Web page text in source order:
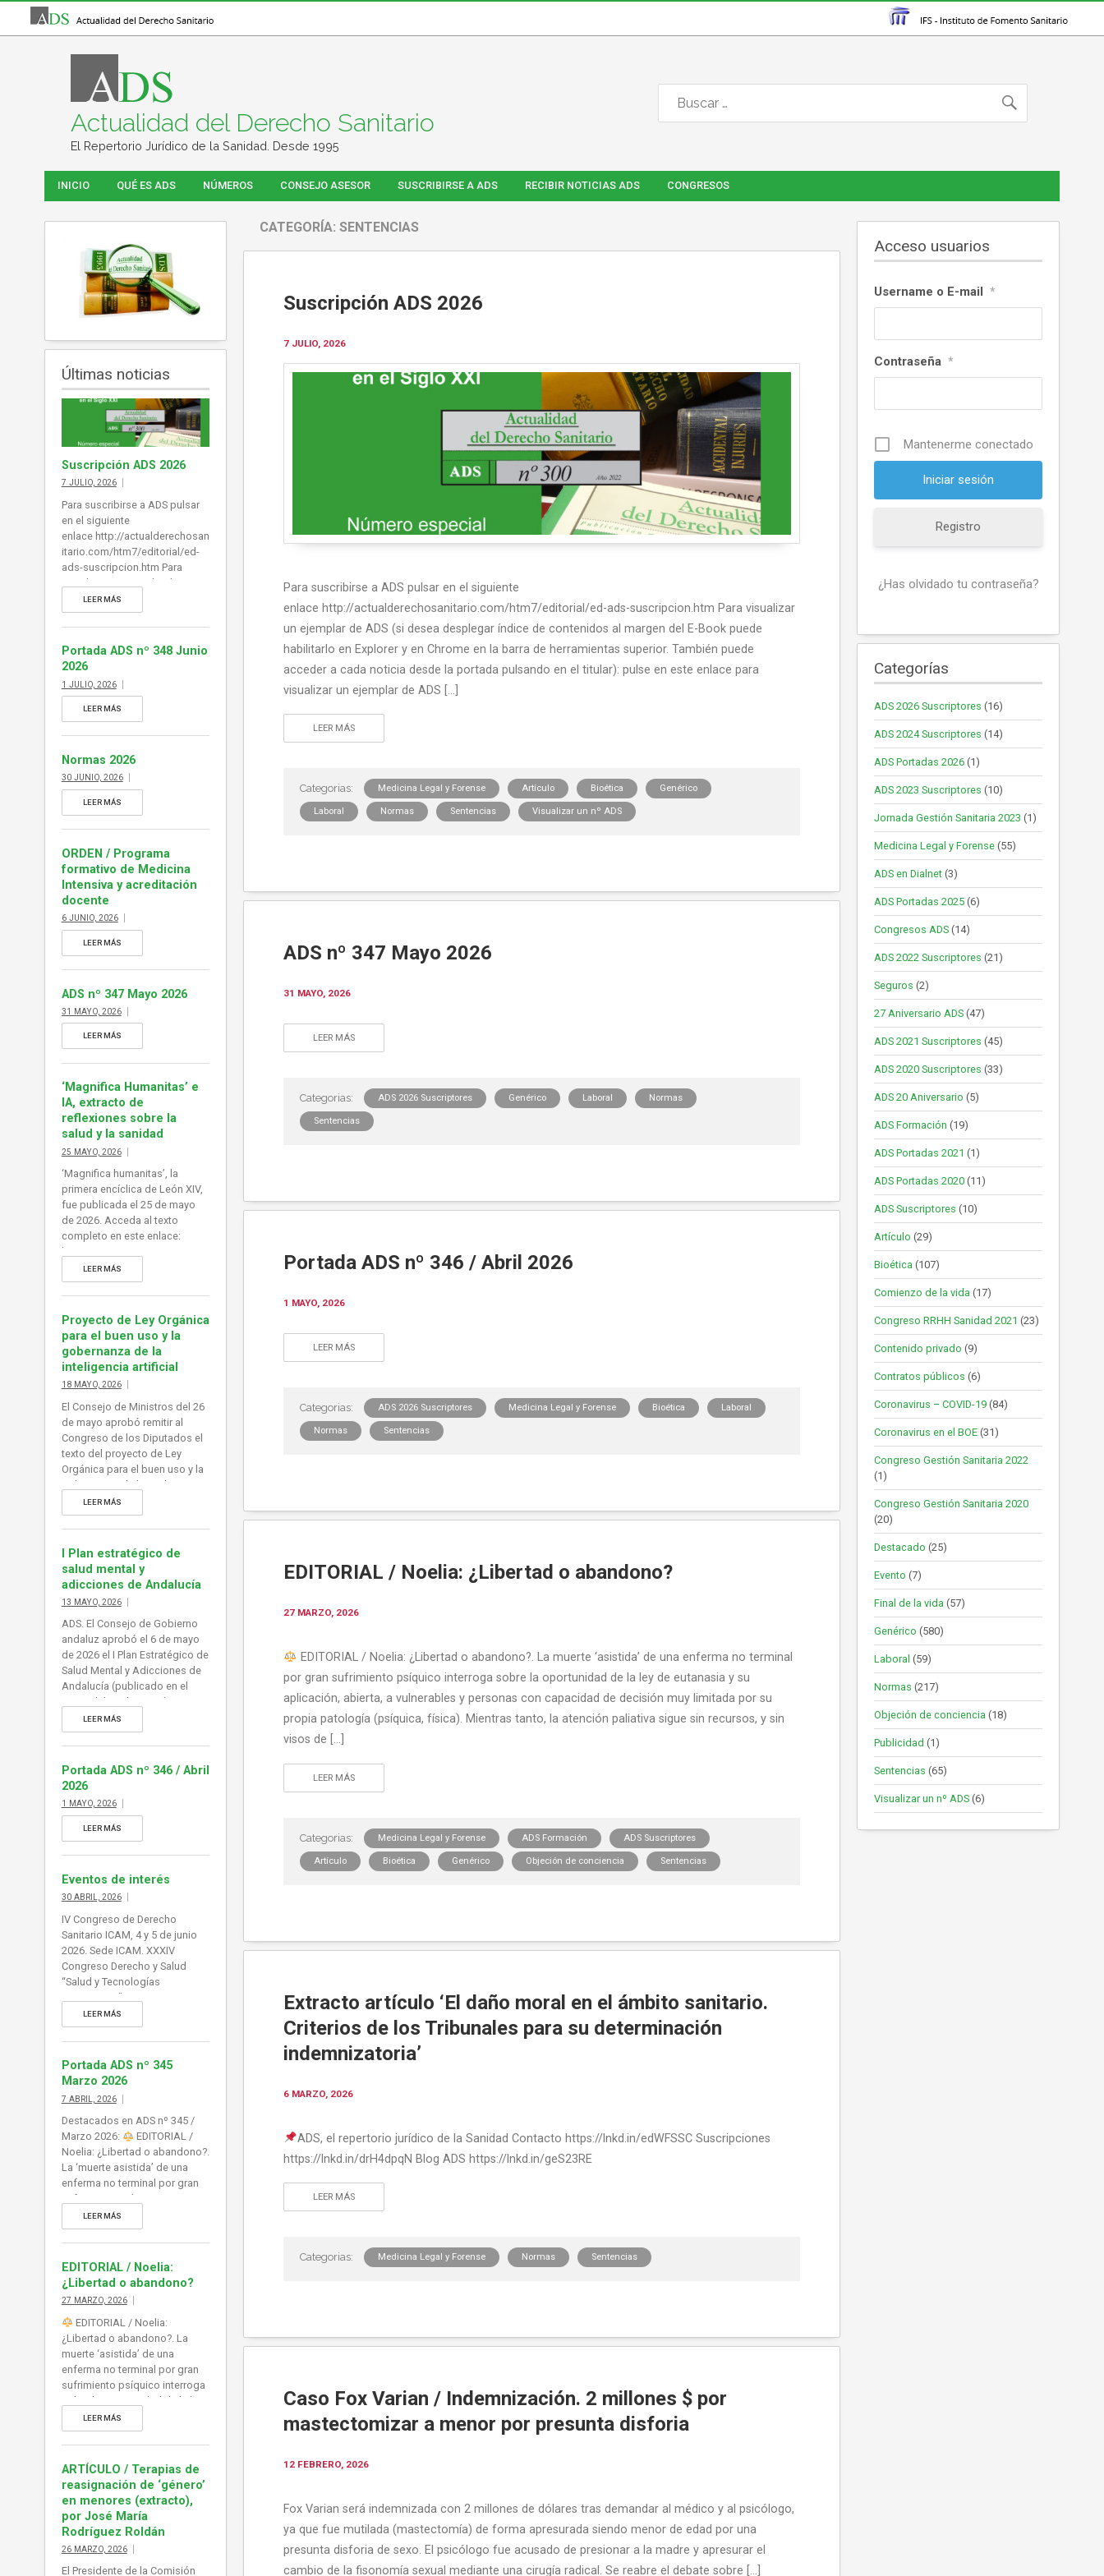
Actualidad del Derecho Sanitario
El Repertorio Jurídico de la Sanidad. Desde 1995
INICIO QUÉ ES ADS NÚMEROS CONSEJO ASESOR SUSCRIBIRSE A ADS RECIBIR NOTICIAS ADS CONGRESOS
Últimas noticias
Suscripción ADS 2026
7 JULIO, 2026
Para suscribirse a ADS pulsar
en el siguiente
enlace http://actualderechosan
itario.com/htm7/editorial/ed-
ads-suscripcion.htm Para
visualizar un ejemplar de ADS
(si desea desplegar índice de
contenidos al margen del E-
Book puede habilitarlo en
Explorer y en Chrome en la
barra de herramientas superior.
cada noticia desde la portada
pulsando en el titular): pulse en
este enlace para visualizar un
ejemplar de ADS […]
LEER MÁS
Portada ADS nº 348 Junio
2026
1 JULIO, 2026
LEER MÁS
Normas 2026
30 JUNIO, 2026
LEER MÁS
ORDEN / Programa
formativo de Medicina
Intensiva y acreditación
docente
6 JUNIO, 2026
LEER MÁS
ADS nº 347 Mayo 2026
31 MAYO, 2026
LEER MÁS
‘Magnifica Humanitas’ e
IA, extracto de
reflexiones sobre la
salud y la sanidad
25 MAYO, 2026
‘Magnifica humanitas’, la
primera encíclica de León XIV,
fue publicada el 25 de mayo
de 2026. Acceda al texto
completo en este enlace:
https://www.vatican.va/content
/leo-
xiv/es/encyclicals/documents/
20260515-magnifica-
humanitas.html
LEER MÁS
Proyecto de Ley Orgánica
para el buen uso y la
gobernanza de la
inteligencia artificial
18 MAYO, 2026
El Consejo de Ministros del 26
de mayo aprobó remitir al
Congreso de los Diputados el
texto del proyecto de Ley
Orgánica para el buen uso y la
gobernanza de la inteligencia
artificial, norma que adaptaría
al ordenamiento jurídico
español el Reglamento
europeo de Inteligencia
Artificial (RIA), en vigor desde
agosto de 2024. De esta forma
LEER MÁS
I Plan estratégico de
salud mental y
adicciones de Andalucía
13 MAYO, 2026
ADS. El Consejo de Gobierno
andaluz aprobó el 6 de mayo
de 2026 el I Plan Estratégico de
Salud Mental y Adicciones de
Andalucía (publicado en el
BOJA del 13 de mayo).
Constituye el principal
instrumento para coordinar,
ejecutar y evaluar las
actuaciones de promoción,
prevención y atención integral
adicciones a sustancias y
comportamientos. Información
ampliada […]
LEER MÁS
Portada ADS nº 346 / Abril
2026
1 MAYO, 2026
LEER MÁS
Eventos de interés
30 ABRIL, 2026
IV Congreso de Derecho
Sanitario ICAM, 4 y 5 de junio
2026. Sede ICAM. XXXIV
Congreso Derecho y Salud
“Salud y Tecnologías
Emergentes”, 27-29.05.26,
Santander. Asociación Juristas
de la Salud. Foro de Derecho
Sanitario del Hospital
Universitario La Paz. ‘Actuación
forense y hospitalaria.
Madrid, 28 de mayo de 2026.
ICAM. Sección Derecho
Farmacéutico. ‘Productos
Sanitarios: Regulación,
Novedades […]
LEER MÁS
Portada ADS nº 345
Marzo 2026
7 ABRIL, 2026
Destacados en ADS nº 345 /
Marzo 2026:
EDITORIAL /
Noelia: ¿Libertad o abandono?.
La ‘muerte asistida’ de una
enferma no terminal por gran
sufrimiento psíquico interroga
sobre la oportunidad de la ley
de eutanasia y su aplicación,
abierta, a vulnerables y
personas con capacidad de
decisión muy limitada por su
propia patología (psíquica,
física). Mientras tanto, la
atención […]
LEER MÁS
EDITORIAL / Noelia:
¿Libertad o abandono?
27 MARZO, 2026
EDITORIAL / Noelia:
¿Libertad o abandono?. La
muerte ‘asistida’ de una
enferma no terminal por gran
sufrimiento psíquico interroga
sobre la oportunidad de la ley
de eutanasia y su aplicación,
abierta, a vulnerables y
personas con capacidad de
decisión muy limitada por su
propia patología (psíquica,
física). Mientras tanto, la
atención paliativa sigue sin
recursos, y sin visos de […]
LEER MÁS
ARTÍCULO / Terapias de
reasignación de ‘género’
en menores (extracto),
por José María
Rodríguez Roldán
26 MARZO, 2026
El Presidente de la Comisión
CATEGORÍA:SENTENCIAS
Suscripción ADS 2026
7 JULIO, 2026
Para suscribirse a ADS pulsar en el siguiente
enlace http://actualderechosanitario.com/htm7/editorial/ed-ads-suscripcion.htm Para visualizar
un ejemplar de ADS (si desea desplegar índice de contenidos al margen del E-Book puede
habilitarlo en Explorer y en Chrome en la barra de herramientas superior. También puede
acceder a cada noticia desde la portada pulsando en el titular): pulse en este enlace para
visualizar un ejemplar de ADS […]
LEER MÁS
Medicina Legal y Forense Artículo Bioética Genérico
Laboral Normas Sentencias Visualizar un nº ADS
ADS nº 347 Mayo 2026
31 MAYO, 2026
LEER MÁS
ADS 2026 Suscriptores Genérico Laboral Normas
Sentencias
Portada ADS nº 346 / Abril 2026
1 MAYO, 2026
LEER MÁS
ADS 2026 Suscriptores Medicina Legal y Forense Bioética Laboral
Normas Sentencias
EDITORIAL / Noelia: ¿Libertad o abandono?
27 MARZO, 2026
EDITORIAL / Noelia: ¿Libertad o abandono?. La muerte ‘asistida’ de una enferma no terminal
por gran sufrimiento psíquico interroga sobre la oportunidad de la ley de eutanasia y su
aplicación, abierta, a vulnerables y personas con capacidad de decisión muy limitada por su
propia patología (psíquica, física). Mientras tanto, la atención paliativa sigue sin recursos, y sin
visos de […]
LEER MÁS
Medicina Legal y Forense ADS Formación ADS Suscriptores
Artículo Bioética Genérico Objeción de conciencia Sentencias
Extracto artículo ‘El daño moral en el ámbito sanitario.
Criterios de los Tribunales para su determinación
indemnizatoria’
6 MARZO, 2026
ADS, el repertorio jurídico de la Sanidad Contacto https://lnkd.in/edWFSSC Suscripciones
https://lnkd.in/drH4dpqN Blog ADS https://lnkd.in/geS23RE
LEER MÁS
Medicina Legal y Forense Normas Sentencias
Caso Fox Varian / Indemnización. 2 millones $ por
mastectomizar a menor por presunta disforia
12 FEBRERO, 2026
Fox Varian será indemnizada con 2 millones de dólares tras demandar al médico y al psicólogo,
ya que fue mutilada (mastectomía) de forma apresurada siendo menor de edad por una
presunta disforia de sexo. El psicólogo fue acusado de presionar a la madre y apresurar el
cambio de la fisonomía sexual mediante una cirugía radical. Se reabre el debate sobre […]
Acceso usuarios
Username o E-mail *
Contraseña *
Mantenerme conectado
Registro
¿Has olvidado tu contraseña?
Categorías
ADS 2026 Suscriptores (16)
ADS 2024 Suscriptores (14)
ADS Portadas 2026(1)
ADS 2023 Suscriptores (10)
Jornada Gestión Sanitaria 2023 (1)
Medicina Legal y Forense(55)
ADS en Dialnet(3)
ADS Portadas 2025(6)
Congresos ADS(14)
ADS 2022 Suscriptores (21)
Seguros (2)
27 Aniversario ADS(47)
ADS 2021 Suscriptores (45)
ADS 2020 Suscriptores (33)
ADS 20 Aniversario (5)
ADS Formación (19)
ADS Portadas 2021 (1)
ADS Portadas 2020(11)
ADS Suscriptores (10)
Artículo (29)
Bioética (107)
Comienzo de la vida (17)
Congreso RRHH Sanidad 2021 (23)
Contenido privado (9)
Contratos públicos (6)
Coronavirus – COVID-19(84)
Coronavirus en el BOE(31)
Congreso Gestión Sanitaria 2022
(1)
Congreso Gestión Sanitaria 2020
(20)
Destacado (25)
Evento (7)
Final de la vida (57)
Genérico (580)
Laboral (59)
Normas (217)
Objeción de conciencia (18)
Publicidad (1)
Sentencias (65)
Visualizar un nº ADS(6)